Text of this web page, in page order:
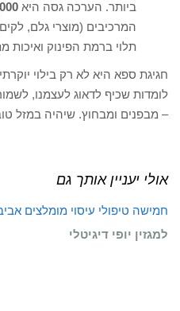
ביותר. הערכה גסה היא 1,000 עד
תלוי ברמת הפינוק ואיכות
לומדות שכיף לדאוג לעצמנו,
– מבפנים ומבחוץ. שיהיה במזל
אולי יעניין אותך גם
חמישה טיפולי עיסוי מומלצים
למגזין יופי דיגיטלי